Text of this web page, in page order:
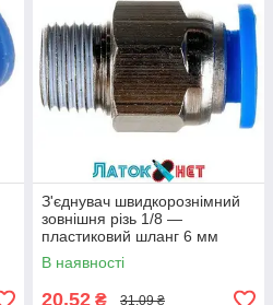
З'єднувач швидкорознімний
зовнішня різь 1/8 —
пластиковий шланг 6 мм
SPC06-01 Airkraft
В наявності
20,52 ₴ 31,09 ₴